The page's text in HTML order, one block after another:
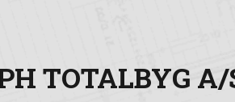
TOTALBYG A/